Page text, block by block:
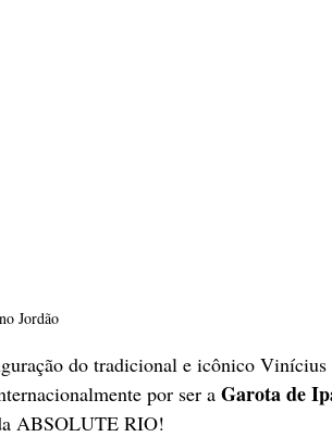
Jordão
do tradicional e icônico Vinícius
por ser a Garota de
ABSOLUTE RIO!